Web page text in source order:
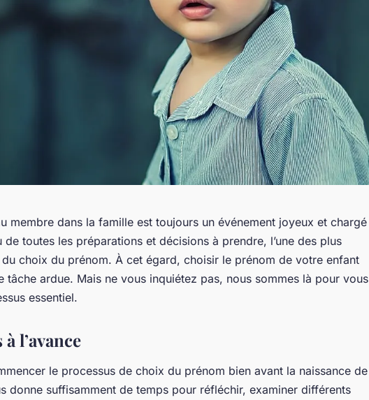
membre dans la famille est toujours un événement joyeux et chargé
de toutes les préparations et décisions à prendre, l’une des plus
choix du prénom. À cet égard, choisir le prénom de votre enfant
tâche ardue. Mais ne vous inquiétez pas, nous sommes là pour vous
essentiel.
l’avance
le processus de choix du prénom bien avant la naissance de
donne suffisamment de temps pour réfléchir, examiner différents